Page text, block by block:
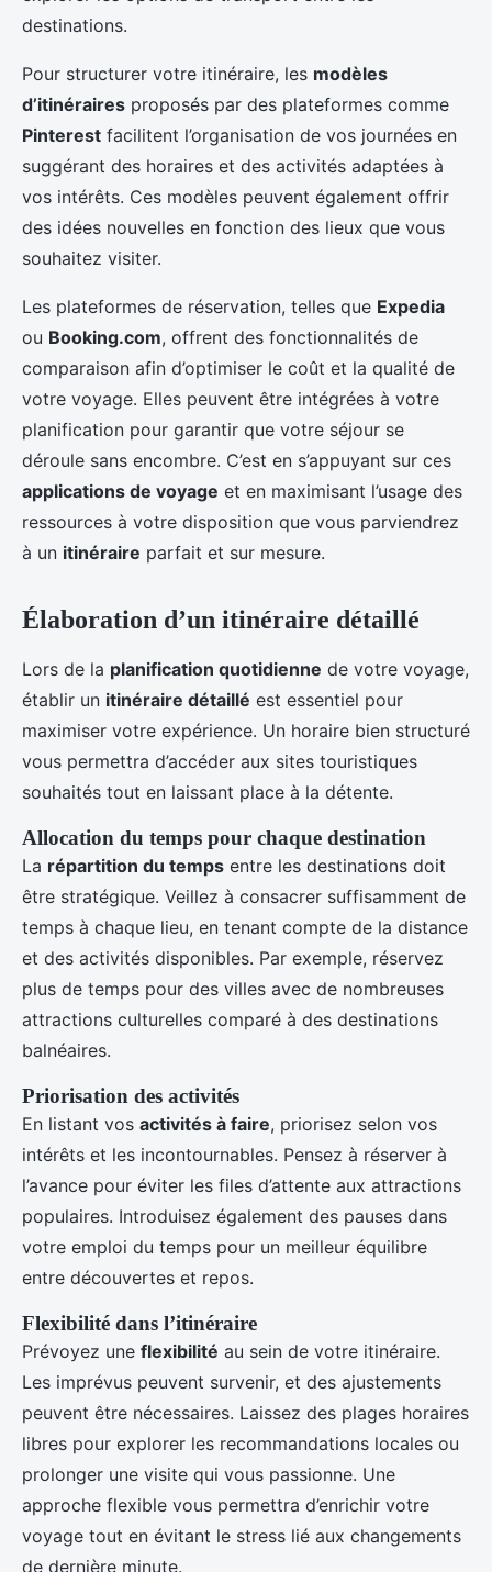
destinations.
Pour structurer votre itinéraire, les modèles
d’itinéraires proposés par des plateformes comme
Pinterest facilitent l’organisation de vos journées en
suggérant des horaires et des activités adaptées à
vos intérêts. Ces modèles peuvent également offrir
des idées nouvelles en fonction des lieux que vous
souhaitez visiter.
Les plateformes de réservation, telles que Expedia
ou Booking.com, offrent des fonctionnalités de
comparaison afin d’optimiser le coût et la qualité de
votre voyage. Elles peuvent être intégrées à votre
planification pour garantir que votre séjour se
déroule sans encombre. C’est en s’appuyant sur ces
applications de voyage et en maximisant l’usage des
ressources à votre disposition que vous parviendrez
à un itinéraire parfait et sur mesure.
Élaboration d’un itinéraire détaillé
Lors de la planification quotidienne de votre voyage,
établir un itinéraire détaillé est essentiel pour
maximiser votre expérience. Un horaire bien structuré
vous permettra d’accéder aux sites touristiques
souhaités tout en laissant place à la détente.
Allocation du temps pour chaque destination
La répartition du temps entre les destinations doit
être stratégique. Veillez à consacrer suffisamment de
temps à chaque lieu, en tenant compte de la distance
et des activités disponibles. Par exemple, réservez
plus de temps pour des villes avec de nombreuses
attractions culturelles comparé à des destinations
balnéaires.
Priorisation des activités
En listant vos activités à faire, priorisez selon vos
intérêts et les incontournables. Pensez à réserver à
l’avance pour éviter les files d’attente aux attractions
populaires. Introduisez également des pauses dans
votre emploi du temps pour un meilleur équilibre
entre découvertes et repos.
Flexibilité dans l’itinéraire
Prévoyez une flexibilité au sein de votre itinéraire.
Les imprévus peuvent survenir, et des ajustements
peuvent être nécessaires. Laissez des plages horaires
libres pour explorer les recommandations locales ou
prolonger une visite qui vous passionne. Une
approche flexible vous permettra d’enrichir votre
voyage tout en évitant le stress lié aux changements
de dernière minute.